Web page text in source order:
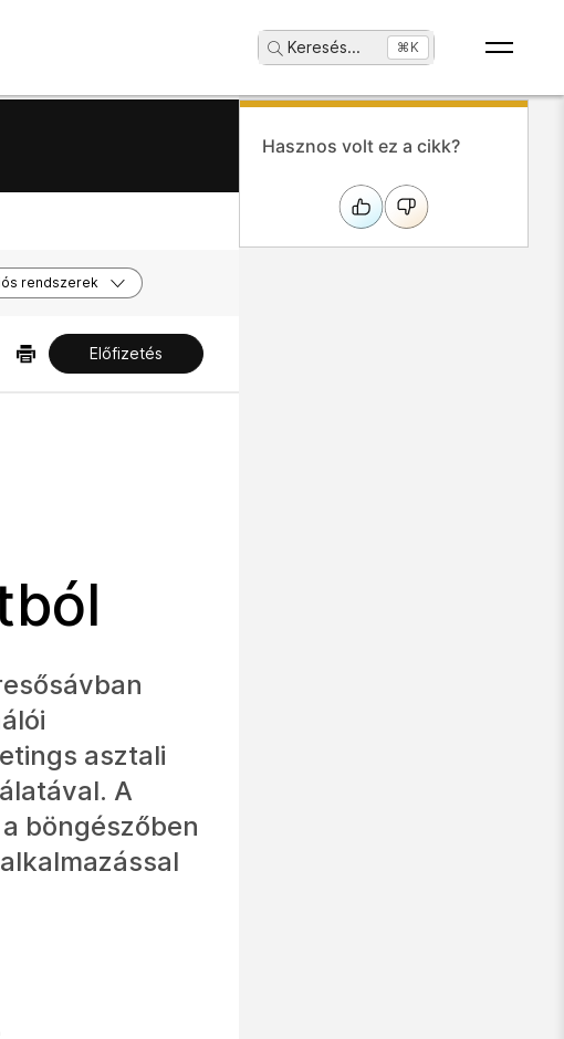
Keresés... ⌘K
rendszerek
Előfizetés
asztali
A
böngészőben
Hasznos volt ez a cikk?